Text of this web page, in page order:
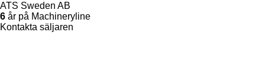
ATS Sweden AB
6 år på Machineryline
Kontakta säljaren